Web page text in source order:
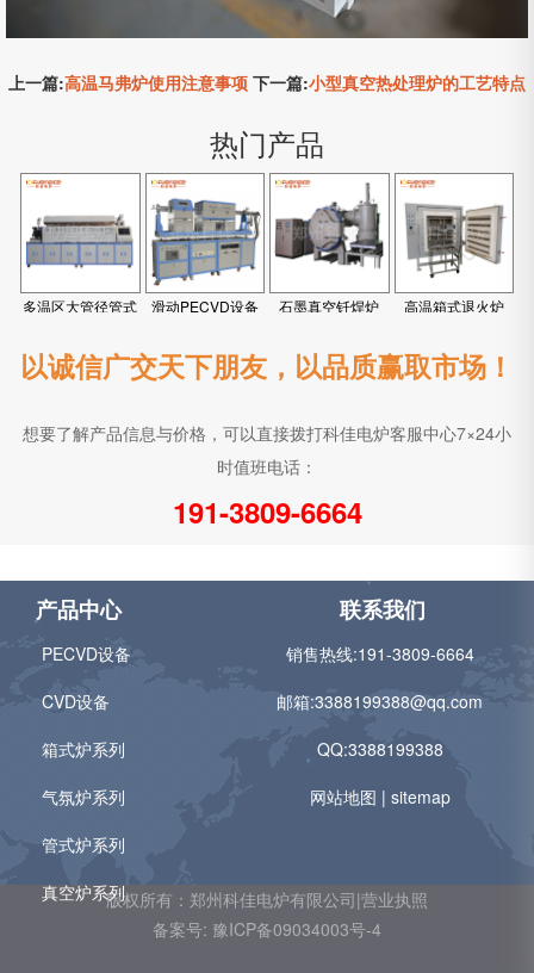
上一篇:高温马弗炉使用注意事项 下一篇:小型真空热处理炉的工艺特点
热门产品
多温区大管径管式
滑动PECVD设备 石墨真空钎焊炉 高温箱式退火炉
以诚信广交天下朋友，以品质赢取市场！
想要了解产品信息与价格，可以直接拨打科佳电炉客服中心7×24小
时值班电话：
191-3809-6664
产品中心
PECVD设备
CVD设备
箱式炉系列
气氛炉系列
管式炉系列
真空炉系列
联系我们
销售热线:191-3809-6664
邮箱:3388199388@qq.com
QQ:3388199388
网站地图 | sitemap
版权所有：郑州科佳电炉有限公司|营业执照
备案号: 豫ICP备09034003号-4